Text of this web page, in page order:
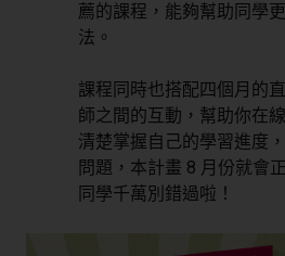
薦的課程，能夠幫助同學
法。
課程同時也搭配四個月的
師之間的互動，幫助你在
清楚掌握自己的學習進度
問題，本計畫 8 月份就會
同學千萬別錯過啦！